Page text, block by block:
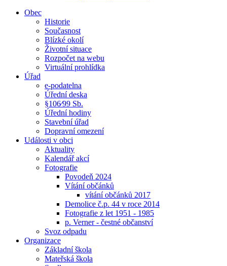
Obec
Historie
Současnost
Blízké okolí
Životní situace
Rozpočet na webu
Virtuální prohlídka
Úřad
e-podatelna
Úřední deska
§106⁄99 Sb.
Úřední hodiny
Stavební úřad
Dopravní omezení
Události v obci
Aktuality
Kalendář akcí
Fotografie
Povodeň 2024
Vítání občánků
vítání občánků 2017
Demolice č.p. 44 v roce 2014
Fotografie z let 1951 - 1985
p. Verner - čestné občanství
Svoz odpadu
Organizace
Základní škola
Mateřská škola